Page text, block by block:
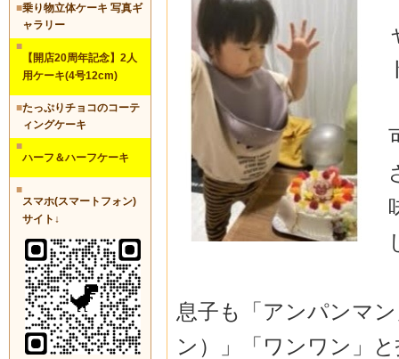
■乗り物立体ケーキ 写真ギ
ャラリー
■
【開店20周年記念】2人
用ケーキ(4号12cm)
■たっぷりチョコのコーテ
ィングケーキ
■
ハーフ＆ハーフケーキ
■
スマホ(スマートフォン)
サイト↓
息子も「アンパンマ
ン）」「ワンワン」